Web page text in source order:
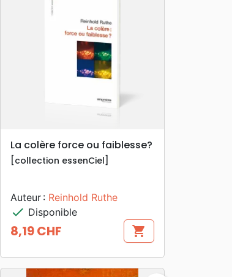
search APERÇU RAPIDE
La colère force ou faiblesse?
[collection essenCiel]
Auteur : Reinhold Ruthe
check Disponible
Prix
8,19 CHF shopping_cart